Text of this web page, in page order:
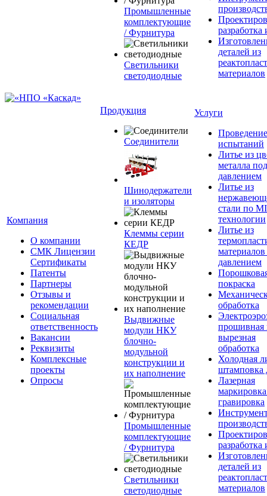
Промышленные
комплектующие
/ Фурнитура
Светильники
светодиодные
разработка
деталей из
материалов
Компания
О компании
СМК Лицензии
Сертификаты
Патенты
Партнеры
Отзывы и
рекомендации
Социальная
ответственность
Вакансии
Реквизиты
Комплексные
проекты
Опросы
Продукция
Соединители
Шинодержатели
и изоляторы
Клеммы серии
КЕДР
Выдвижные
модули НКУ
блочно-
модульной
конструкции и
их наполнение
Промышленные
комплектующие
/ Фурнитура
Светильники
светодиодные
Услуги
Проведение
испытаний
Литье из
металла под
давлением
Литье из
стали по
технологии
Литье из
давлением
покраска
обработка
прошивная
вырезная
обработка
Холодная
штамповка
Лазерная
гравировка
разработка
деталей из
материалов